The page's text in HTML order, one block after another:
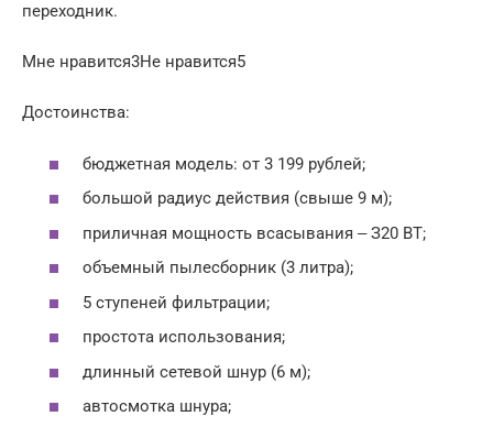
переходник.
Мне нравится3Не нравится5
Достоинства:
бюджетная модель: от 3 199 рублей;
большой радиус действия (свыше 9 м);
приличная мощность всасывания ‒ З20 ВТ;
объемный пылесборник (3 литра);
5 ступеней фильтрации;
простота использования;
длинный сетевой шнур (6 м);
автосмотка шнура;